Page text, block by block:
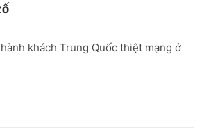
khách Trung Quốc thiệt mạng ở